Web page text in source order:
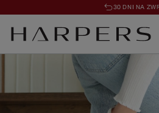
30 DNI NA